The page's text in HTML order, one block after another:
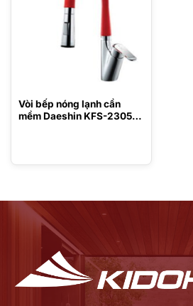
Vòi bếp nóng lạnh cần
mềm Daeshin KFS-2305